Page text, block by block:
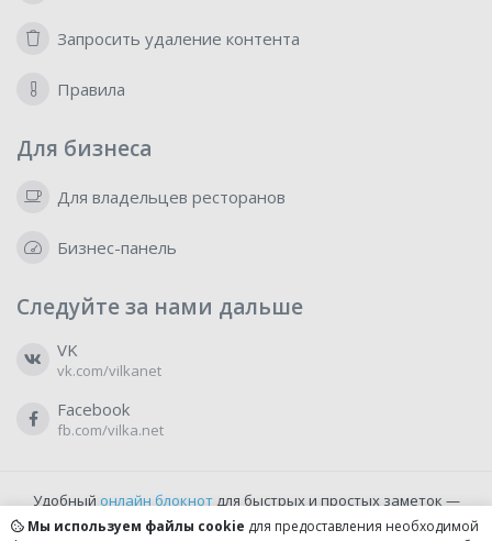
Запросить удаление контента
Правила
Для бизнеса
Для владельцев ресторанов
Бизнес-панель
Следуйте за нами дальше
VK
vk.com/vilkanet
Facebook
fb.com/vilka.net
Удобный онлайн блокнотдля быстрых и простых заметок —
бесплатно и доступно прямо из браузера.
Мы используем файлы cookie для предоставления необходимой